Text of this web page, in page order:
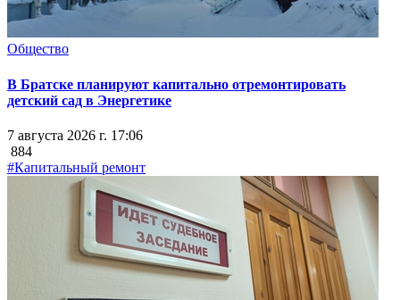
Общество
В Братске планируют капитально отремонтировать
детский сад в Энергетике
7 августа 2026 г. 17:06
884
#Капитальный ремонт